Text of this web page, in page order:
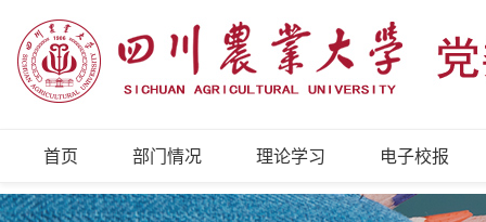
首页 部门情况 理论学习 电子校报